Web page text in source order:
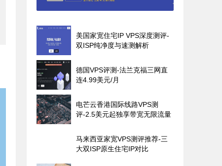
美国家宽住宅IP VPS深度测评-
双ISP纯净度与速测解析
德国VPS评测-法兰克福三网直
连4.99美元/月
电芒云香港国际线路VPS测
评-2.5美元起独享带宽无限流量
马来西亚家宽VPS测评推荐-三
大双ISP原生住宅IP对比